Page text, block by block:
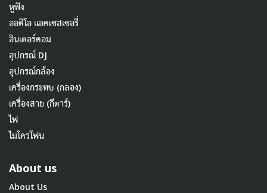
หูฟัง
ออดิโอ แอคเซสเซอรี่
อินเตอร์คอม
อุปกรณ์ DJ
อุปกรณ์กล้อง
เครื่องกระทบ (กลอง)
เครื่องสาย (กีตาร์)
ไฟ
ไมโครโฟน
About us
About Us